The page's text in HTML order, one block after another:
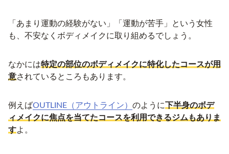
「あまり運動の経験がない」「運動が苦手」という女性
も、不安なくボディメイクに取り組めるでしょう。
なかには特定の部位のボディメイクに特化したコースが用
意されているところもあります。
例えばOUTLINE（アウトライン） のように下半身のボデ
ィメイクに焦点を当てたコースを利用できるジムもありま
すよ。